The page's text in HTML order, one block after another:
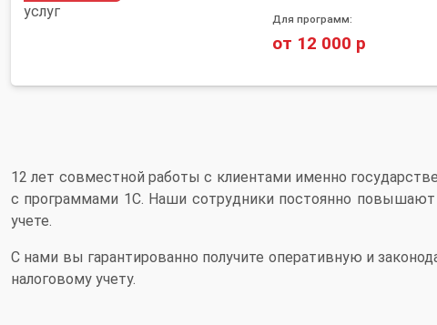
Для программ:
от 12 000 р
12 лет совместной работы с клиентами именно
с программами 1С. Наши сотрудники постоянно
учете.
С нами вы гарантированно получите оперативную и
налоговому учету.